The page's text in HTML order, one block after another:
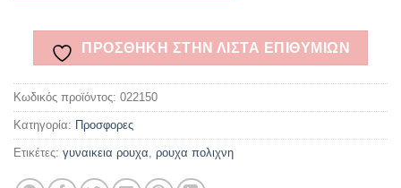
ΠΡΌΣΘΉΚΗ ΣΤΗΝ ΛΊΣΤΑ ΕΠΙΘΥΜΙΏΝ
Κωδικός προϊόντος: 022150
Κατηγορία: Προσφορες
Ετικέτες: γυναικεια ρουχα, ρουχα πολιχνη